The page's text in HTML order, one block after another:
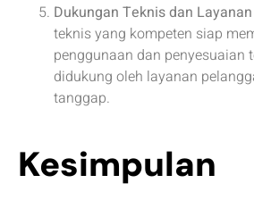
Dukungan Teknis dan
teknis yang kompeten siap
penggunaan dan penyesuaian
didukung oleh layanan
tanggap.
Kesimpulan